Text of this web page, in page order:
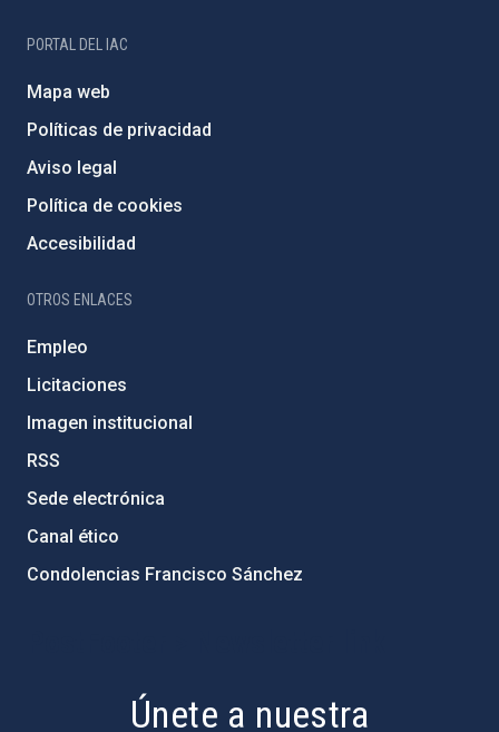
PORTAL DEL IAC
Mapa web
Políticas de privacidad
Aviso legal
Política de cookies
Accesibilidad
OTROS ENLACES
Empleo
Licitaciones
Imagen institucional
RSS
Sede electrónica
Canal ético
Condolencias Francisco Sánchez
Únete a nuestra